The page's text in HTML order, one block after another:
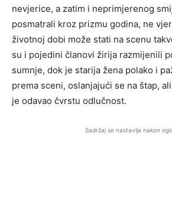
nevjerice, a zatim i neprimjerenog
posmatrali kroz prizmu godina, ne
životnoj dobi može stati na scenu
su i pojedini članovi žirija razmijenili
sumnje, dok je starija žena polako i
prema sceni, oslanjajući se na štap,
je odavao čvrstu odlučnost.
Sadržaj se nastavlja nakon